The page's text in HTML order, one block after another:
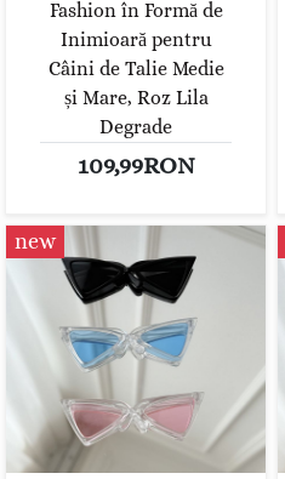
Fashion în Formă de
Inimioară pentru
Câini de Talie Medie
și Mare, Roz Lila
Degrade
109,99RON
new